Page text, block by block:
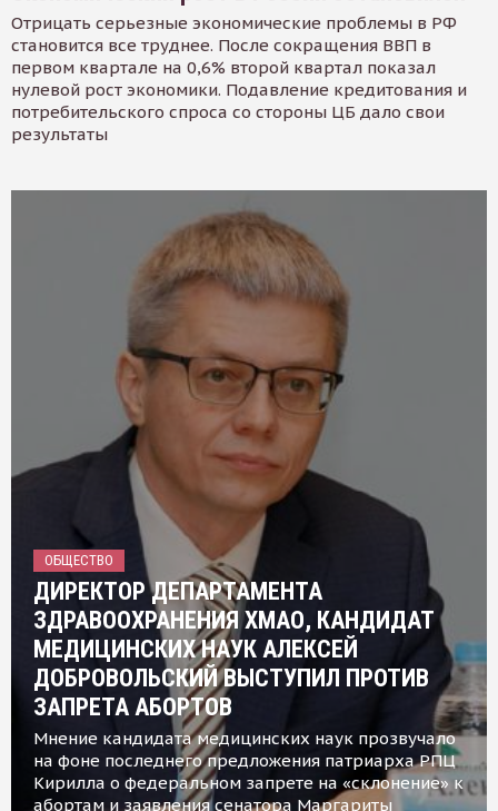
Отрицать серьезные экономические проблемы в РФ
становится все труднее. После сокращения ВВП в
первом квартале на 0,6% второй квартал показал
нулевой рост экономики. Подавление кредитования и
потребительского спроса со стороны ЦБ дало свои
результаты
ОБЩЕСТВО
ДИРЕКТОР ДЕПАРТАМЕНТА
ЗДРАВООХРАНЕНИЯ ХМАО, КАНДИДАТ
МЕДИЦИНСКИХ НАУК АЛЕКСЕЙ
ДОБРОВОЛЬСКИЙ ВЫСТУПИЛ ПРОТИВ
ЗАПРЕТА АБОРТОВ
Мнение кандидата медицинских наук прозвучало
на фоне последнего предложения патриарха РПЦ
Кирилла о федеральном запрете на «склонение» к
абортам и заявления сенатора Маргариты